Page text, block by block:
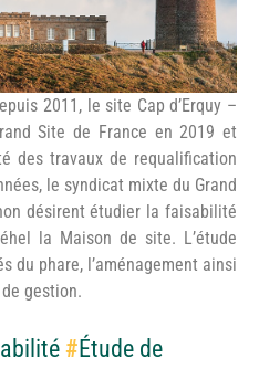
2011, le site Cap d’Erquy –
Site de France en 2019 et
des travaux de requalification
le syndicat mixte du Grand
désirent étudier la faisabilité
la Maison de site. L’étude
du phare, l’aménagement ainsi
gestion.
#Étude de